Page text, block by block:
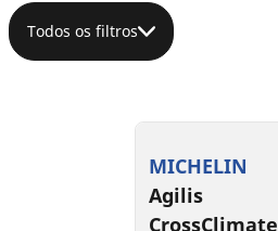
Todos os filtros
MICHELIN
Agilis
CrossClimate